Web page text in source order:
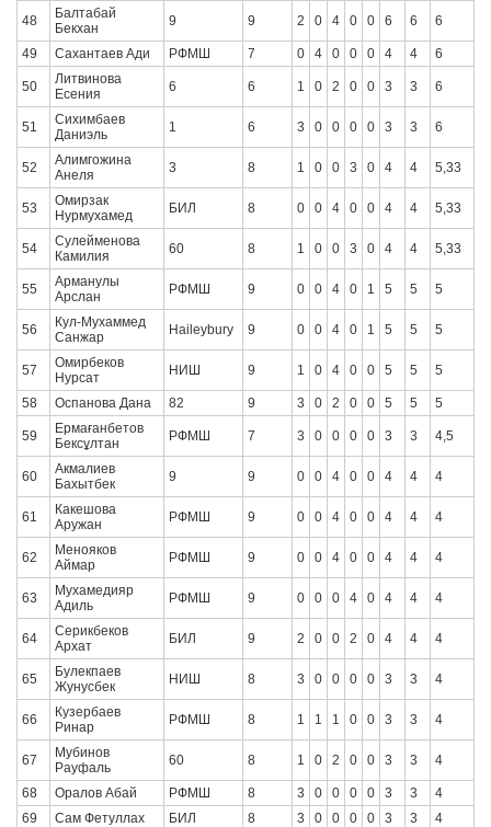
48
Балтабай
Бекхан
9 9 2 0 4 0 0 6 6 6
49 Сахантаев Ади РФМШ 7 0 4 0 0 0 4 4 6
50
Литвинова
Есения
6 6 1 0 2 0 0 3 3 6
51
Сихимбаев
Даниэль
1 6 3 0 0 0 0 3 3 6
52
Алимгожина
Анеля
3 8 1 0 0 3 0 4 4 5,33
53
Омирзак
Нурмухамед
БИЛ 8 0 0 4 0 0 4 4 5,33
54
Сулейменова
Камилия
60 8 1 0 0 3 0 4 4 5,33
55
Арманулы
Арслан
РФМШ 9 0 0 4 0 1 5 5 5
56
Кул-Мухаммед
Санжар
Haileybury 9 0 0 4 0 1 5 5 5
57
Омирбеков
Нурсат
НИШ 9 1 0 4 0 0 5 5 5
58 Оспанова Дана 82 9 3 0 2 0 0 5 5 5
59
Ермағанбетов
Бексұлтан
РФМШ 7 3 0 0 0 0 3 3 4,5
60
Акмалиев
Бахытбек
9 9 0 0 4 0 0 4 4 4
61
Какешова
Аружан
РФМШ 9 0 0 4 0 0 4 4 4
62
Менояков
Аймар
РФМШ 9 0 0 4 0 0 4 4 4
63
Мухамедияр
Адиль
РФМШ 9 0 0 0 4 0 4 4 4
64
Серикбеков
Архат
БИЛ 9 2 0 0 2 0 4 4 4
65
Булекпаев
Жунусбек
НИШ 8 3 0 0 0 0 3 3 4
66
Кузербаев
Ринар
РФМШ 8 1 1 1 0 0 3 3 4
67
Мубинов
Рауфаль
60 8 1 0 2 0 0 3 3 4
68 Оралов Абай РФМШ 8 3 0 0 0 0 3 3
4
69
Сам Фетуллах БИЛ 8 3 0 0 0 0 3 3 4